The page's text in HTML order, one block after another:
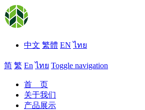
中文 繁體 EN ไทย
简 繁 En ไทย Toggle navigation
首 页
关于我们
产品展示